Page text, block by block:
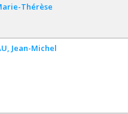
Thérèse
Jean-Michel